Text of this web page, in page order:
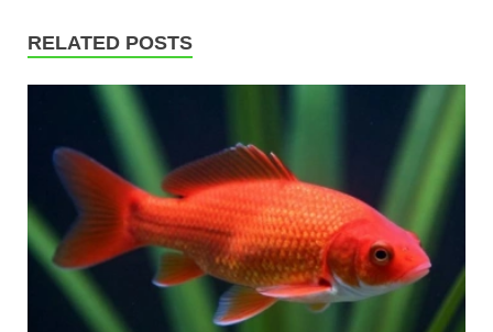
RELATED POSTS